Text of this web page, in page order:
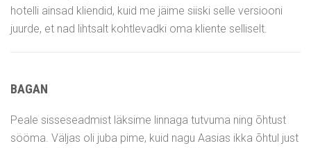
hotelli ainsad kliendid, kuid me jäime siiski selle versiooni
juurde, et nad lihtsalt kohtlevadki oma kliente selliselt.
BAGAN
Peale sisseseadmist läksime linnaga tutvuma ning õhtust
sööma. Väljas oli juba pime, kuid nagu Aasias ikka õhtul just